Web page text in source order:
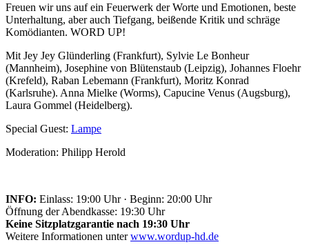
Freuen wir uns auf ein Feuerwerk der Worte und Emotionen, beste
Unterhaltung, aber auch Tiefgang, beißende Kritik und schräge
Komödianten. WORD UP!
Mit Jey Jey Glünderling (Frankfurt), Sylvie Le Bonheur
(Mannheim), Josephine von Blütenstaub (Leipzig), Johannes Floehr
(Krefeld), Raban Lebemann (Frankfurt), Moritz Konrad
(Karlsruhe). Anna Mielke (Worms), Capucine Venus (Augsburg),
Laura Gommel (Heidelberg).
Special Guest: Lampe
Moderation: Philipp Herold
INFO: Einlass: 19:00 Uhr · Beginn: 20:00 Uhr
Öffnung der Abendkasse: 19:30 Uhr
Keine Sitzplatzgarantie nach 19:30 Uhr
Weitere Informationen unterwww.wordup-hd.de